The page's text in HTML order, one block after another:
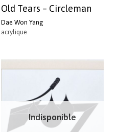
Old Tears – Circleman
Dae Won Yang
acrylique
Indisponible